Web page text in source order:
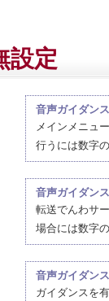
設定
音声ガイダンス
メインメニュ
行うには数字の
音声ガイダンス
転送でんわサ
場合には数字の
音声ガイダンス
ガイダンスを